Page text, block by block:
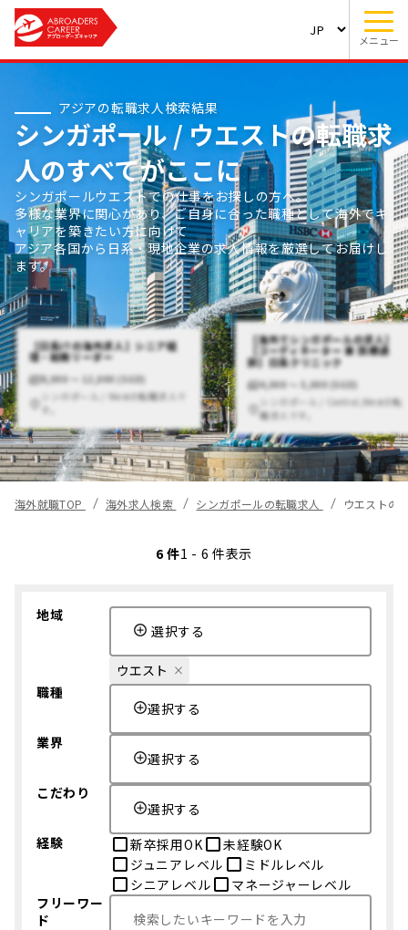
メニュー
アジアの転職求人検索結果
シンガポール / ウエストの転職求
人のすべてがここに
シンガポールウエストでの仕事をお探しの方へ。
多様な業界に関心があり、ご自身に合った職種として海外でキ
ャリアを築きたい方に向けて
アジア各国から日系・現地企業の求人情報を厳選してお届けし
ます。
【日系ITの海外求人】シニア経
理・総務リーダー
8,000 〜 12,000 (SGD)
シンガポール / Westの転職求人で
す。
【海外でシンガポールの求人】
【コーディネーター 兼 医療通
訳】日系クリニック
4,000 〜 5,000 (SGD)
シンガポール / Central,Westの転
職求人です。
海外就職TOP 海外求人検索 シンガポールの転職求人 ウエストの
6 件1 - 6 件表示
地域
選択する
ウエスト
職種
選択する
業界
選択する
こだわり
選択する
経験
新卒採用OK
未経験OK
ジュニアレベル
ミドルレベル
シニアレベル
マネージャーレベル
フリーワー
ド